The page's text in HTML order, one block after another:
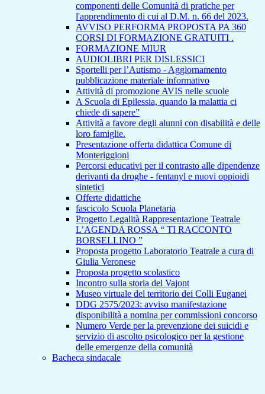
componenti delle Comunità di pratiche per
l'apprendimento di cui al D.M. n. 66 del 2023.
AVVISO PERFORMA PROPOSTA PA 360
CORSI DI FORMAZIONE GRATUITI .
FORMAZIONE MIUR
AUDIOLIBRI PER DISLESSICI
Sportelli per l’Autismo - Aggiornamento
pubblicazione materiale informativo
Attività di promozione AVIS nelle scuole
A Scuola di Epilessia, quando la malattia ci
chiede di sapere”
Attività a favore degli alunni con disabilità e delle
loro famiglie.
Presentazione offerta didattica Comune di
Monteriggioni
Percorsi educativi per il contrasto alle dipendenze
derivanti da droghe - fentanyl e nuovi oppioidi
sintetici
Offerte didattiche
fascicolo Scuola Planetaria
Progetto Legalità Rappresentazione Teatrale
L’AGENDA ROSSA “ TI RACCONTO
BORSELLINO ”
Proposta progetto Laboratorio Teatrale a cura di
Giulia Veronese
Proposta progetto scolastico
Incontro sulla storia del Vajont
Museo virtuale del territorio dei Colli Euganei
DDG 2575/2023: avviso manifestazione
disponibilità a nomina per commissioni concorso
Numero Verde per la prevenzione dei suicidi e
servizio di ascolto psicologico per la gestione
delle emergenze della comunità
Bacheca sindacale